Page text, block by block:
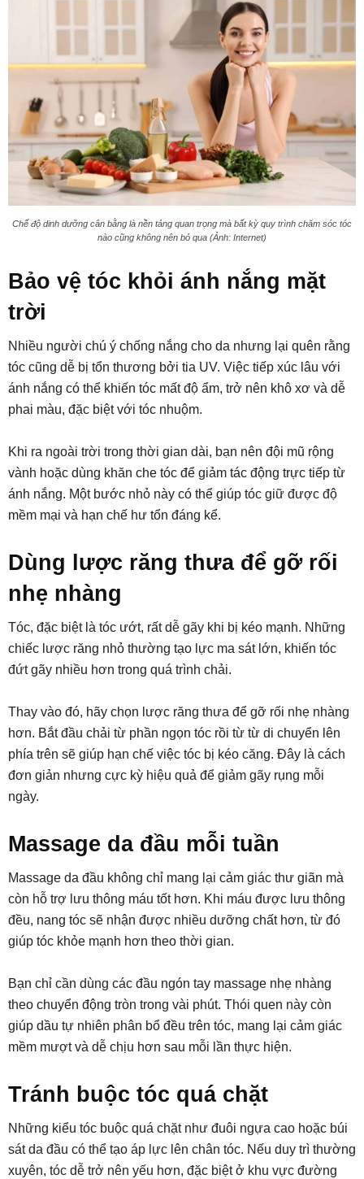
Chế độ dinh dưỡng cân bằng là nền tảng quan trọng mà bất kỳ quy trình chăm sóc tóc
nào cũng không nên bỏ qua (Ảnh: Internet)
Bảo vệ tóc khỏi ánh nắng mặt
trời
Nhiều người chú ý chống nắng cho da nhưng lại quên rằng
tóc cũng dễ bị tổn thương bởi tia UV. Việc tiếp xúc lâu với
ánh nắng có thể khiến tóc mất độ ẩm, trở nên khô xơ và dễ
phai màu, đặc biệt với tóc nhuộm.
Khi ra ngoài trời trong thời gian dài, bạn nên đội mũ rộng
vành hoặc dùng khăn che tóc để giảm tác động trực tiếp từ
ánh nắng. Một bước nhỏ này có thể giúp tóc giữ được độ
mềm mại và hạn chế hư tổn đáng kể.
Dùng lược răng thưa để gỡ rối
nhẹ nhàng
Tóc, đặc biệt là tóc ướt, rất dễ gãy khi bị kéo mạnh. Những
chiếc lược răng nhỏ thường tạo lực ma sát lớn, khiến tóc
đứt gãy nhiều hơn trong quá trình chải.
Thay vào đó, hãy chọn lược răng thưa để gỡ rối nhẹ nhàng
hơn. Bắt đầu chải từ phần ngọn tóc rồi từ từ di chuyển lên
phía trên sẽ giúp hạn chế việc tóc bị kéo căng. Đây là cách
đơn giản nhưng cực kỳ hiệu quả để giảm gãy rụng mỗi
ngày.
Massage da đầu mỗi tuần
Massage da đầu không chỉ mang lại cảm giác thư giãn mà
còn hỗ trợ lưu thông máu tốt hơn. Khi máu được lưu thông
đều, nang tóc sẽ nhận được nhiều dưỡng chất hơn, từ đó
giúp tóc khỏe mạnh hơn theo thời gian.
Bạn chỉ cần dùng các đầu ngón tay massage nhẹ nhàng
theo chuyển động tròn trong vài phút. Thói quen này còn
giúp dầu tự nhiên phân bổ đều trên tóc, mang lại cảm giác
mềm mượt và dễ chịu hơn sau mỗi lần thực hiện.
Tránh buộc tóc quá chặt
Những kiểu tóc buộc quá chặt như đuôi ngựa cao hoặc búi
sát da đầu có thể tạo áp lực lên chân tóc. Nếu duy trì thường
xuyên, tóc dễ trở nên yếu hơn, đặc biệt ở khu vực đường